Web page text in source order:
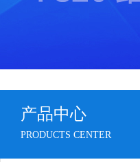
产品中心
PRODUCTS CENTER